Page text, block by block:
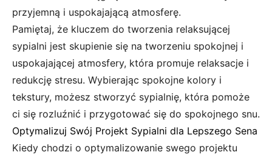
przyjemną i uspokajającą atmosferę.
Pamiętaj, że kluczem do tworzenia relaksującej
sypialni jest skupienie się na tworzeniu spokojnej i
uspokajającej atmosfery, która promuje relaksacje i
redukcję stresu. Wybierając spokojne kolory i
tekstury, możesz stworzyć sypialnię, która pomoże
ci się rozluźnić i przygotować się do spokojnego snu.
Optymalizuj Swój Projekt Sypialni dla Lepszego Sena
Kiedy chodzi o optymalizowanie swego projektu